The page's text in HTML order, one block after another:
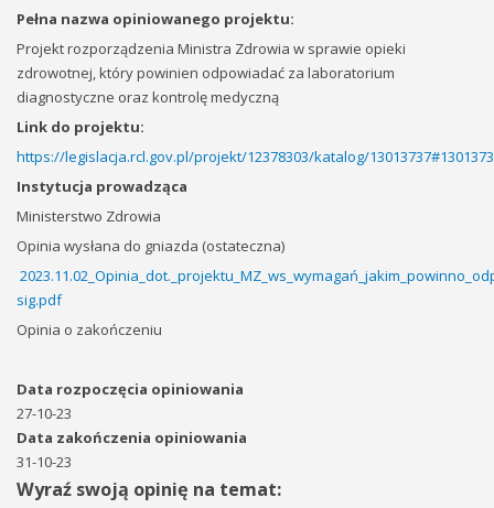
Pełna nazwa opiniowanego projektu:
Projekt rozporządzenia Ministra Zdrowia w sprawie opieki
zdrowotnej, który powinien odpowiadać za laboratorium
diagnostyczne oraz kontrolę medyczną
Link do projektu:
https://legislacja.rcl.gov.pl/projekt/12378303/katalog/
Instytucja prowadząca
Ministerstwo Zdrowia
Opinia wysłana do gniazda (ostateczna)
sig.pdf
Opinia o zakończeniu
Data rozpoczęcia opiniowania
27-10-23
Data zakończenia opiniowania
31-10-23
Wyraź swoją opinię na temat: